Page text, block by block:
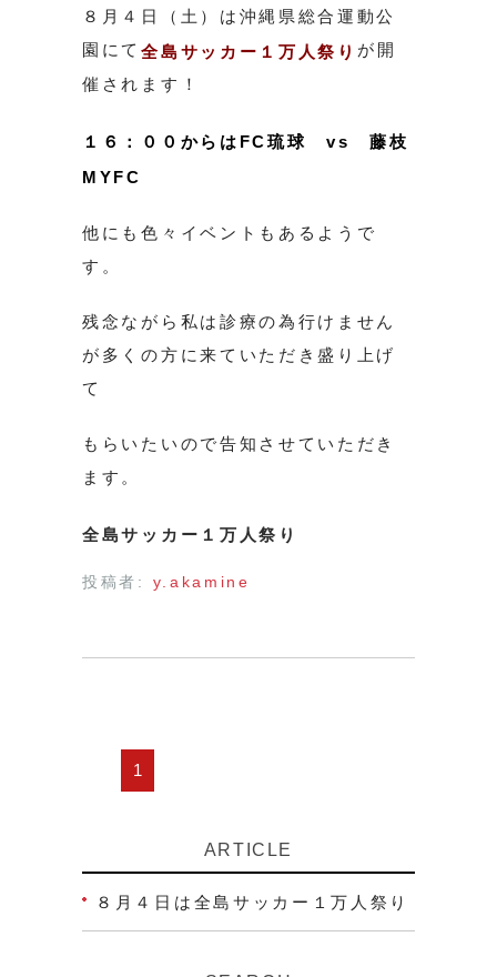
８月４日（土）は沖縄県総合運動公
園にて全島サッカー１万人祭り が開
催されます！
１６：００からはFC琉球 vs 藤枝
MYFC
他にも色々イベントもあるようで
す。
残念ながら私は診療の為行けません
が多くの方に来ていただき盛り上げ
て
もらいたいので告知させていただき
ます。
全島サッカー１万人祭り
投稿者: y.akamine
1
ARTICLE
８月４日は全島サッカー１万人祭り